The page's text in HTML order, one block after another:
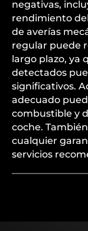
negativas,
rendimiento
de averías
regular puede
largo plazo, ya
detectados
significativos.
adecuado
combustible y
coche.
cualquier
servicios